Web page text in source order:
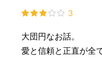
3
大団円なお話。
愛と信頼と正直が全て